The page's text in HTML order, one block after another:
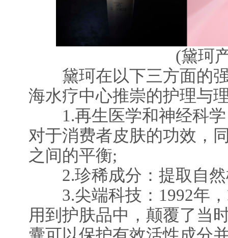
(黛珂
黛珂在以下三方面的强
海水疗中心推崇的护理与
1.再生医学和神经科学
对于消费者皮肤的功效，
之间的平衡;
2.珍稀成分：提取自然
3.尖端科技：1992年，
用到护肤品中，颠覆了当